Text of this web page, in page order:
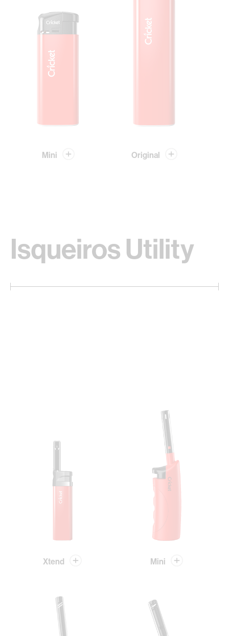
Mini Original
Isqueiros Utility
Xtend Mini